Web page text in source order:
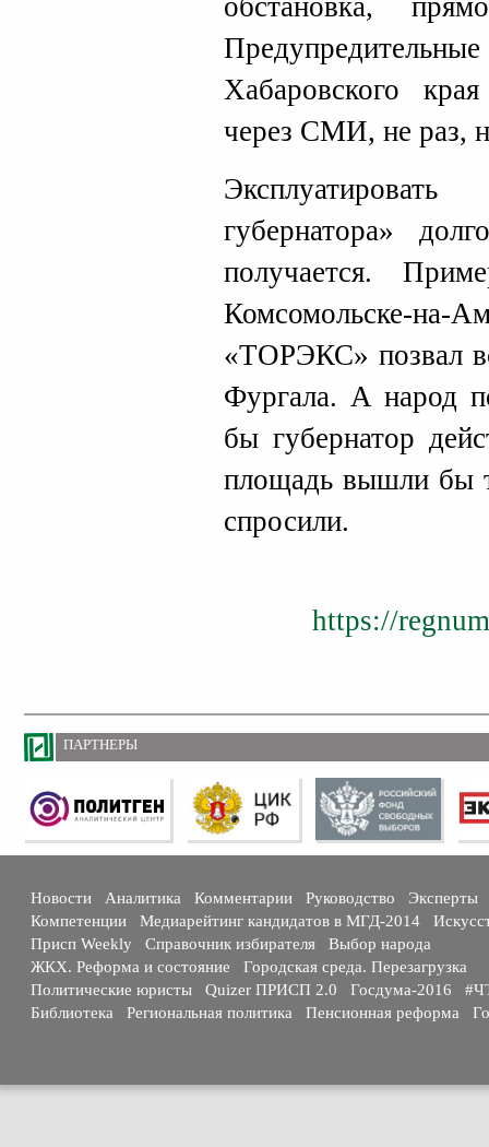
обстановка,
Хабаровского
через СМИ, не раз,
губернатора»
получается.
Комсомольске-на-
«ТОРЭКС» позвал
Фургала. А народ
бы губернатор
площадь вышли бы
спросили.
https://
ПАРТНЕРЫ
Новости Аналитика Комментарии Руководство
Эксперты
Компетенции
Медиарейтинг кандидатов в МГД-2014
Присп Weekly
Справочник избирателя
Выбор народа
ЖКХ. Реформа и состояние
Городская среда. Перезагрузка
Политические юристы
Quizer ПРИСП 2.0 Госдума-2016
Библиотека
Региональная политика Пенсионная реформа